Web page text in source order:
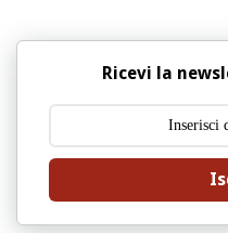
Ricevi la